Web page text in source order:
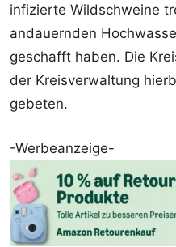
infizierte Wildschweine
andauernden
geschafft haben. Die
der Kreisverwaltung
gebeten.
-Werbeanzeige-